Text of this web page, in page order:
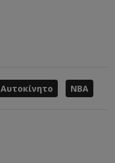
Αυτοκίνητο NBA